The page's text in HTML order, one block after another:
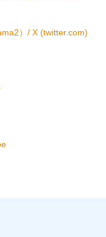
）/ X (twitter.com)